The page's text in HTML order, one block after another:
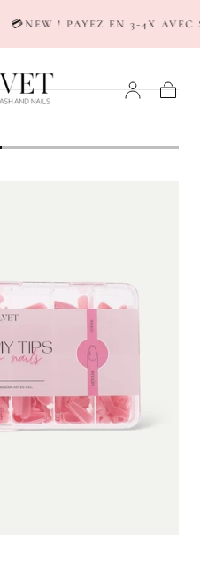
💳NEW ! PAYEZ EN 3-4X AVEC